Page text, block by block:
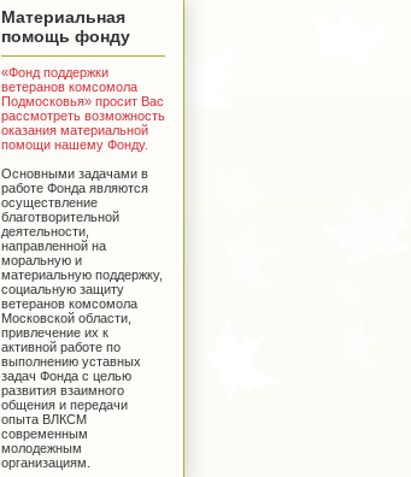
Материальная
помощь фонду
«Фонд поддержки
ветеранов комсомола
Подмосковья» просит Вас
рассмотреть возможность
оказания материальной
помощи нашему Фонду.
Основными задачами в
работе Фонда являются
осуществление
благотворительной
деятельности,
направленной на
моральную и
материальную поддержку,
социальную защиту
ветеранов комсомола
Московской области,
привлечение их к
активной работе по
выполнению уставных
задач Фонда с целью
развития взаимного
общения и передачи
опыта ВЛКСМ
современным
молодежным
организациям.